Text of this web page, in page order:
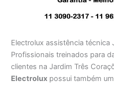
Electrolux assistência técnica
Profissionais treinados para
clientes na Jardim Três
Electrolux possui também